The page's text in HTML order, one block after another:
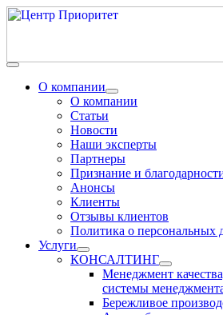
О компании
О компании
Статьи
Новости
Наши эксперты
Партнеры
Признание и
Анонсы
Клиенты
Отзывы клиентов
Политика о персональных
Услуги
КОНСАЛТИНГ
Менеджмент
системы
Бережливое